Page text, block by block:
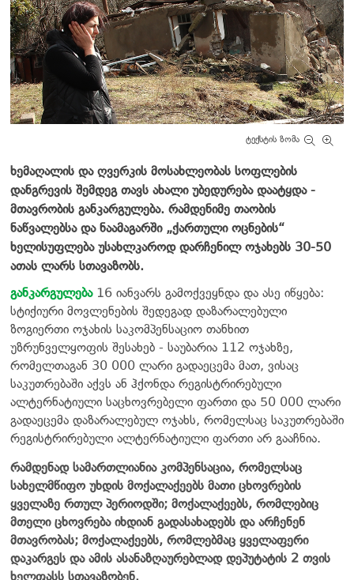
ტექსტის ზომა
ხემაღალის და ღვერკის მოსახლეობას სოფლების
დანგრევის შემდეგ თავს ახალი უბედურება დაატყდა -
მთავრობის განკარგულება. რამდენიმე თაობის
ნაწვალებსა და ნაამაგარში „ქართული ოცნების“
ხელისუფლება უსახლკაროდ დარჩენილ ოჯახებს 30-50
ათას ლარს სთავაზობს.
განკარგულება16 იანვარს გამოქვეყნდა და ასე იწყება:
სტიქიური მოვლენების შედეგად დაზარალებული
ზოგიერთი ოჯახის საკომპენსაციო თანხით
უზრუნველყოფის შესახებ - საუბარია 112 ოჯახზე,
რომელთაგან 30 000 ლარი გადაეცემა მათ, ვისაც
საკუთრებაში აქვს ან ჰქონდა რეგისტრირებული
ალტერნატიული საცხოვრებელი ფართი და 50 000 ლარი
გადაეცემა დაზარალებულ ოჯახს, რომელსაც საკუთრებაში
რეგისტრირებული ალტერნატიული ფართი არ გააჩნია.
რამდენად სამართლიანია კომპენსაცია, რომელსაც
სახელმწიფო უხდის მოქალაქეებს მათი ცხოვრების
ყველაზე რთულ პერიოდში; მოქალაქეებს, რომლებიც
მთელი ცხოვრება იხდიან გადასახადებს და არჩენენ
მთავრობას; მოქალაქეებს, რომლებმაც ყველაფერი
დაკარგეს და ამის ასანაზღაურებლად დეპუტატის 2 თვის
ხელფასს სთავაზობენ.